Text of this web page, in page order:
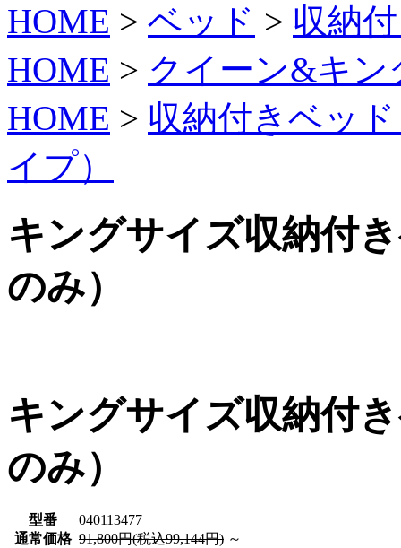
HOME > ベッド > 収納
HOME > クイーン&キ
HOME > 収納付きベッ
イプ）
キングサイズ収納付
のみ）
キングサイズ収納付
のみ）
型番
040113477
通常価格 91,800円(税込99,144円) ～